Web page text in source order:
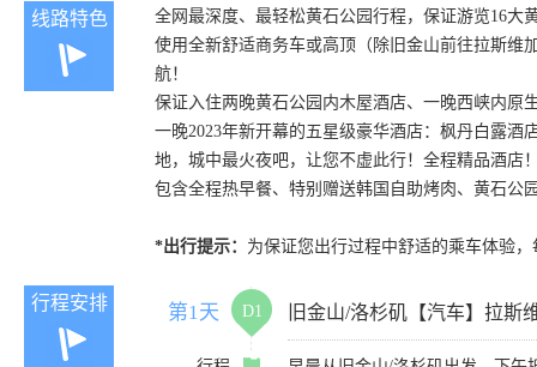
线路特色
全网最深度、最轻松黄石公园行程，保证游览16大
使用全新舒适商务车或高顶（除旧金山前往拉斯维
航！
保证入住两晚黄石公园内木屋酒店、一晚西峡内原
一晚2023年新开幕的五星级豪华酒店：枫丹白露酒
地，城中最火夜吧，让您不虚此行！全程精品酒店
包含全程热早餐、特别赠送韩国自助烤肉、黄石公
*出行提示： 为保证您出行过程中舒适的乘车体验
行程安排 第1天 D1 旧金山/洛杉矶【汽车】拉斯